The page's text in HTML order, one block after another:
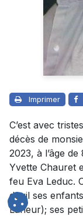
Imprimer
C’est avec
décès de
2023, à l’âge
Yvette Chauret
feu Eva Leduc.
deuil ses
Lafleur); ses